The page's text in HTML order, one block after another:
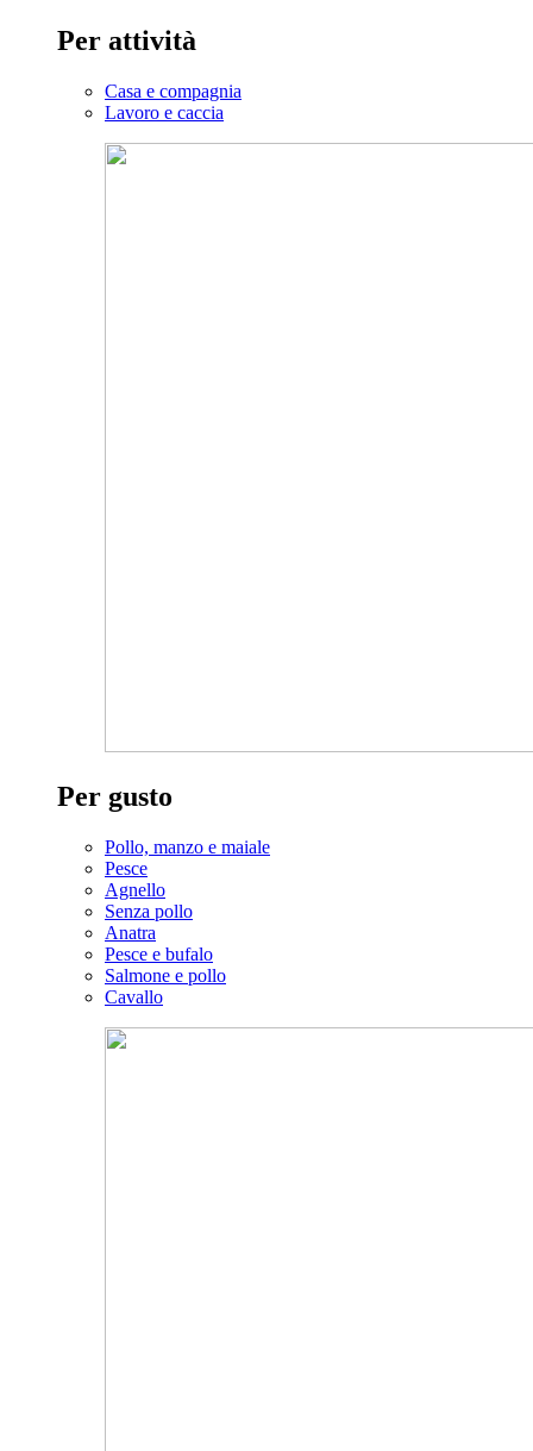
Per attività
Casa e compagnia
Lavoro e caccia
Per gusto
Pollo, manzo e maiale
Pesce
Agnello
Senza pollo
Anatra
Pesce e bufalo
Salmone e pollo
Cavallo